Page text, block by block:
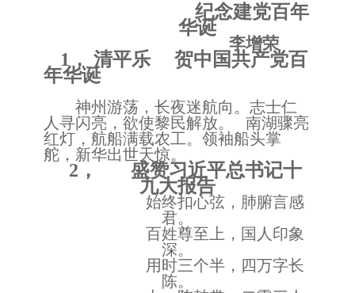
纪念建党百年
华诞
李增荣
1 ， 清平乐 贺中国共产党百
年华诞
神州游荡，长夜迷航向。志士仁
人寻闪亮，欲使黎民解放。
南湖骤亮
红灯，航船满载农工。领袖船头掌
舵，新华出世天惊。
2 ， 盛赞习近平总书记十
九大报告
始终扣心弦，肺腑言感
君。
百姓尊至上，国人印象
深。
用时三个半，四万字长
陈。